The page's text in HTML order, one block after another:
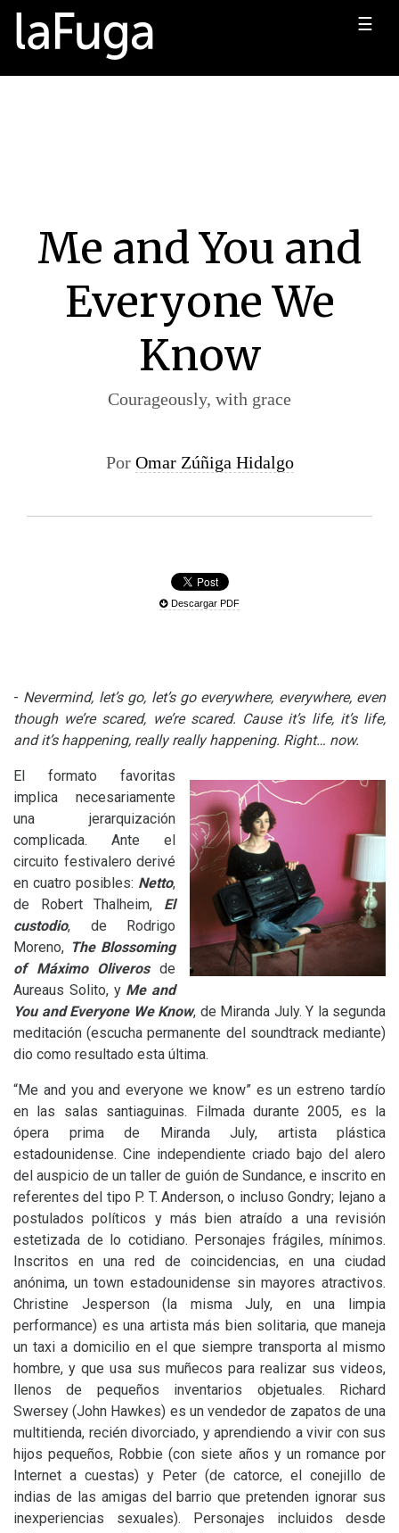
☰
Me and You and
Everyone We
Know
Courageously, with grace
Por Omar Zúñiga Hidalgo
Descargar PDF
- Nevermind, let’s go, let’s go everywhere, everywhere, even
though we’re scared, we’re scared. Cause it’s life, it’s life,
and it’s happening, really really happening. Right… now.
El formato favoritas
implica necesariamente
una jerarquización
complicada. Ante el
circuito festivalero derivé
en cuatro posibles: Netto,
de Robert Thalheim, El
custodio, de Rodrigo
Moreno, The Blossoming
of Máximo Oliverosde
Aureaus Solito, y Me and
You and Everyone We Know, de Miranda July. Y la segunda
meditación (escucha permanente del soundtrack mediante)
dio como resultado esta última.
“Me and you and everyone we know” es un estreno tardío
en las salas santiaguinas. Filmada durante 2005, es la
ópera prima de Miranda July, artista plástica
estadounidense. Cine independiente criado bajo del alero
del auspicio de un taller de guión de Sundance, e inscrito en
referentes del tipo P. T. Anderson, o incluso Gondry; lejano a
postulados políticos y más bien atraído a una revisión
estetizada de lo cotidiano. Personajes frágiles, mínimos.
Inscritos en una red de coincidencias, en una ciudad
anónima, un town estadounidense sin mayores atractivos.
Christine Jesperson (la misma July, en una limpia
performance) es una artista más bien solitaria, que maneja
un taxi a domicilio en el que siempre transporta al mismo
hombre, y que usa sus muñecos para realizar sus videos,
llenos de pequeños inventarios objetuales. Richard
Swersey (John Hawkes) es un vendedor de zapatos de una
multitienda, recién divorciado, y aprendiendo a vivir con sus
hijos pequeños, Robbie (con siete años y un romance por
Internet a cuestas) y Peter (de catorce, el conejillo de
indias de las amigas del barrio que pretenden ignorar sus
inexperiencias sexuales). Personajes incluidos desde